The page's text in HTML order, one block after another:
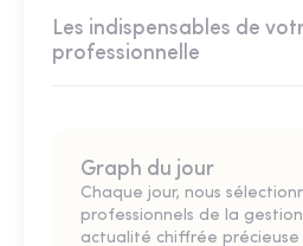
Les indispensables de
professionnelle
Graph du jour
Chaque jour, nous
professionnels de la
actualité chiffrée précieuse